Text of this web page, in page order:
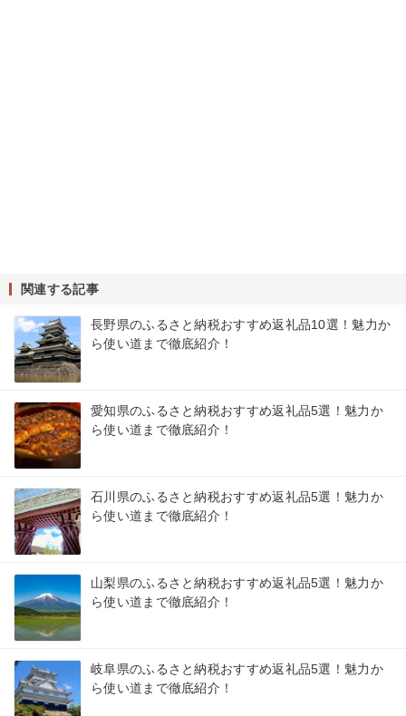
関連する記事
長野県のふるさと納税おすすめ返礼品10選！魅力か
ら使い道まで徹底紹介！
愛知県のふるさと納税おすすめ返礼品5選！魅力か
ら使い道まで徹底紹介！
石川県のふるさと納税おすすめ返礼品5選！魅力か
ら使い道まで徹底紹介！
山梨県のふるさと納税おすすめ返礼品5選！魅力か
ら使い道まで徹底紹介！
岐阜県のふるさと納税おすすめ返礼品5選！魅力か
ら使い道まで徹底紹介！